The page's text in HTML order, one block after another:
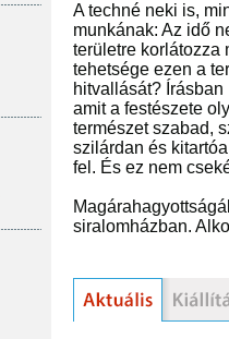
A techné neki is,
munkának: Az idő
területre korlátozza
tehetsége ezen a
hitvallását?
amit a festészete
természet szabad,
szilárdan és
fel. És ez nem
siralomházban.